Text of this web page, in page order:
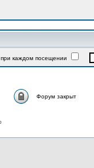
каждом посещении
Форум закрыт